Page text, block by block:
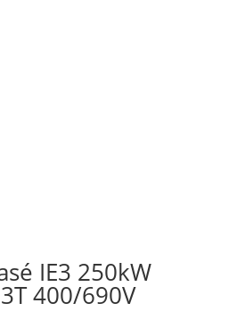
IE3 250kW
400/690V